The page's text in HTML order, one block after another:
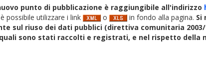
punto di pubblicazione è raggiungibile all'indirizzo
possibile utilizzare i link
o in fondo alla pagina. Si
sul riuso dei dati pubblici (direttiva comunitaria
sono stati raccolti e registrati, e nel rispetto della